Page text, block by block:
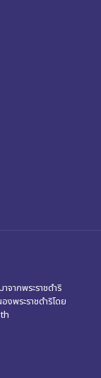
ากพระราชดำริ
งพระราชดำริโดย